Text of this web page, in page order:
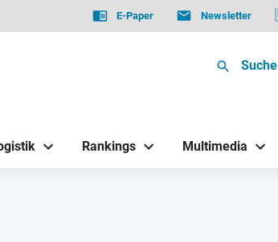
E-Paper Newsletter
Suche
Rankings Multimedia